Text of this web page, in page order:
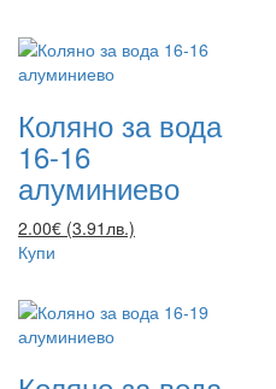
Коляно за вода
16-16
алуминиево
2.00€ (3.91лв.)
Купи